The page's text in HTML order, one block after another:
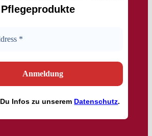
Pflegeprodukte
Du Infos zu unserem Datenschutz.